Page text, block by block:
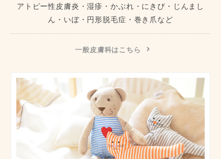
アトピー性皮膚炎・湿疹・かぶれ・にきび・じんまし
ん・いぼ・円形脱毛症・巻き爪など
一般皮膚科はこちら